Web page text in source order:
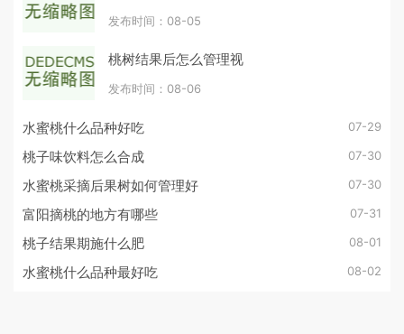
发布时间：08-05
桃树结果后怎么管理视
发布时间：08-06
水蜜桃什么品种好吃 07-29
桃子味饮料怎么合成 07-30
水蜜桃采摘后果树如何管理好 07-30
富阳摘桃的地方有哪些 07-31
桃子结果期施什么肥 08-01
水蜜桃什么品种最好吃 08-02